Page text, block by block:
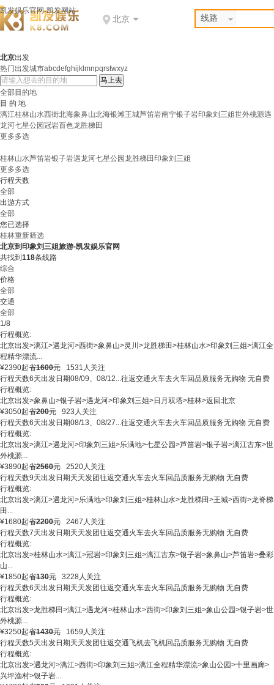
凯发娱乐官网-凯发网站
北京 线路
北京出发
热门出发城市abcdefghijklmnpqrstwxyz
全部目的地
目 的 地
漓江桂林山水西街北海象鼻山北海银滩王城芦笛岩南宁银子岩印象刘三姐世外桃源遇
龙河七星公园冠岩百色龙胜梯田
更多多选
桂林山水芦笛岩银子岩遇龙河七星公园龙胜梯田 印象刘三姐
更多多选
行程天数
全部
出游方式
全部
您已选择
桂林重新筛选
北京到印象刘三姐旅游-凯发娱乐官网
共找到 118条线路
综合
价格
全部
交通
全部
1/8
行程概览:
北京出发>漓江>遇龙河>西街>象鼻山>灵川 >龙胜梯田>桂林山水>印象刘三姐>漓江全
程精华漂流...
¥2390起省1600元
1531人关注
行程天数6天出发日期08/09、08/12...往返交通火车去火车回品质服务无购物 无自费
行程概览:
北京出发>象鼻山>银子岩>遇龙河>印象刘三姐>日月双塔>桂林>返回北京
¥3050起省200元
923人关注
行程天数6天出发日期08/13、08/27...往返交通火车去火车回品质服务无购物 无自费
行程概览:
北京出发>漓江>遇龙河>印象刘三姐>乐满地>七星公园>芦笛岩>银子岩>漓江古东>世
外桃源...
¥3890起省2560元
2520人关注
行程天数9天出发日期天天发团往返交通火车去火车回品质服务无购物 无自费
行程概览:
北京出发>漓江>遇龙河>乐满地>印象刘三姐>桂林山水>龙胜梯田>王城>西街>龙脊梯
田 ...
¥1680起省2200元
2467人关注
行程天数7天出发日期天天发团往返交通火车去火车回品质服务无购物 无自费
行程概览:
北京出发>桂林山水>漓江>冠岩>印象刘三姐>漓江古东>银子岩>象鼻山>芦笛岩>叠彩
山...
¥1850起省130元
3228人关注
行程天数6天出发日期天天发团往返交通火车去火车回品质服务无购物 无自费
行程概览:
北京出发>龙胜梯田>漓江>遇龙河>桂林山水>西街>印象刘三姐>象山公园>银子岩>世
外桃源...
¥3250起省1430元
1659人关注
行程天数5天出发日期天天发团往返交通飞机去飞机回品质服务无购物 无自费
行程概览:
北京出发>遇龙河>漓江>西街>印象刘三姐>漓江全程精华漂流>象山公园>十里画廊>
兴坪渔村>银子岩...